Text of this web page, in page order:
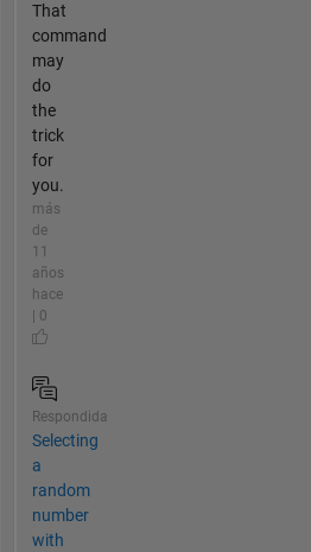
That
command
may
do
the
trick
for
you.
más
de
11
años
hace
| 0
Respondida
Selecting
a
random
number
with